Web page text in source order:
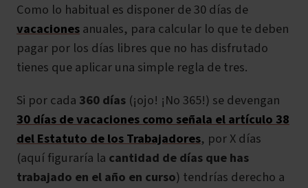
Como lo habitual es disponer de 30 días de
vacacionesanuales, para calcular lo que te deben
pagar por los días libres que no has disfrutado
tienes que aplicar una simple regla de tres.
Si por cada 360 días (¡ojo! ¡No 365!) se devengan
30 días de vacaciones como señala el artículo 38
del Estatuto de los Trabajadores, por X días
(aquí figuraría la cantidad de días que has
trabajado en el año en curso) tendrías derecho a